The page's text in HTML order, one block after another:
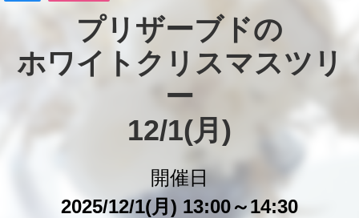
プリザーブドの
ホワイトクリスマスツリ
ー
12/1(月)
開催日
2025/12/1(月) 13:00～14:30